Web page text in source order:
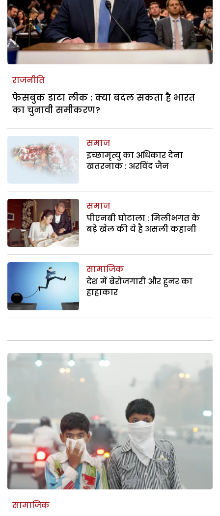
राजनीति
फेसबुक डाटा लीक : क्या बदल सकता है भारत
का चुनावी समीकरण?
समाज
इच्छामृत्यु का अधिकार देना
खतरनाक : अरविंद जैन
समाज
पीएनबी घोटाला : मिलीभगत के
बड़े खेल की ये है असली कहानी
सामाजिक
देश में बेरोजगारी और हुनर का
हाहाकार
सामाजिक